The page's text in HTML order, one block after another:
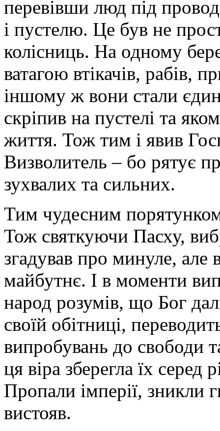
перевівши люд під
і пустелю. Це був не
колісниць. На одному
ватагою втікачів, рабів,
іншому ж вони стали
скріпив на пустелі та
життя. Тож тим і явив
Визволитель – бо рятує
зухвалих та сильних.
Тим чудесним
Тож святкуючи Пасху,
згадував про минуле, але
майбутнє. І в моменти
народ розумів, що Бог
своїй обітниці,
випробувань до свободи
ця віра зберегла їх серед
Пропали імперії, зникли
вистояв.